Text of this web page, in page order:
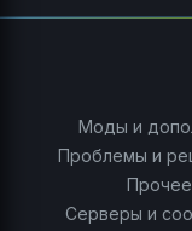
Моды и
Проблемы и
Прочее
Серверы и